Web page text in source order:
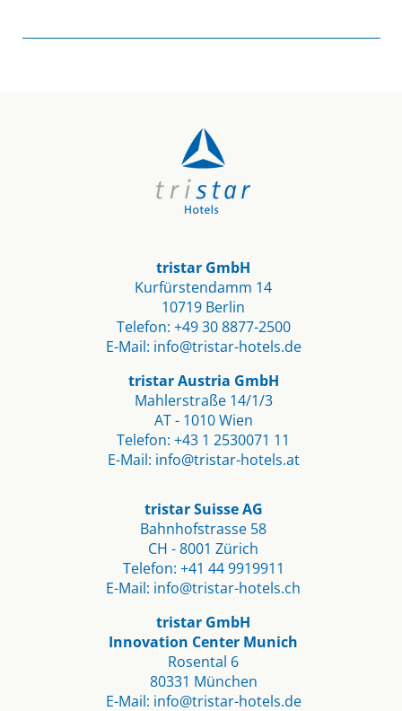
tristar GmbH
Kurfürstendamm 14
10719 Berlin​
Telefon: +49 30 8877-2500
E-Mail: info@tristar-hotels.de
tristar Austria GmbH
Mahlerstraße 14/1/3
AT - 1010 Wien
Telefon: +43 1 2530071 11
E-Mail: info@tristar-hotels.at
tristar Suisse AG
Bahnhofstrasse 58
CH - 8001 Zürich
Telefon: +41 44 9919911
E-Mail: info@tristar-hotels.ch
tristar GmbH
Innovation Center Munich
Rosental 6
80331 München
E-Mail: info@tristar-hotels.de